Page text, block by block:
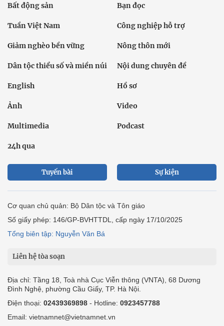
Bất động sản Bạn đọc
Tuần Việt Nam Công nghiệp hỗ trợ
Giảm nghèo bền vững Nông thôn mới
Dân tộc thiểu số và miền núi Nội dung chuyên đề
English Hồ sơ
Ảnh Video
Multimedia Podcast
24h qua
Tuyến bài Sự kiện
Cơ quan chủ quản: Bộ Dân tộc và Tôn giáo
Số giấy phép: 146/GP-BVHTTDL, cấp ngày 17/10/2025
Tổng biên tập: Nguyễn Văn Bá
Liên hệ tòa soạn
Địa chỉ: Tầng 18, Toà nhà Cục Viễn thông (VNTA), 68 Dương
Đình Nghệ, phường Cầu Giấy, TP. Hà Nội.
Điện thoại: 02439369898 - Hotline: 0923457788
Email: vietnamnet@vietnamnet.vn